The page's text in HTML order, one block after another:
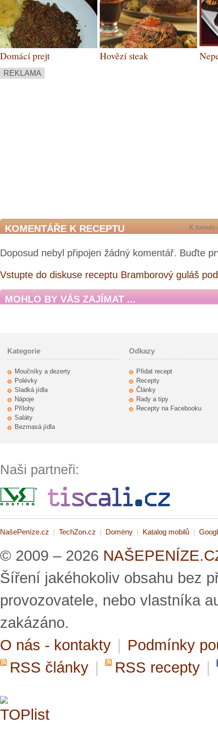
Domácí prejt
Hovězí steak
REKLAMA
KOMENTÁŘE K RECEPTU K tomuto
Doposud nebyl připojen žádný komentář. Buďte
Vstupte do diskuse receptu Bramborový guláš
MOHLO BY VÁS ZAJÍMAT ...
Kategorie
Moučníky a dezerty
Polévky
Sladká jídla
Nápoje
Přílohy
Saláty
Bezmasá jídla
Odkazy
Přidat recept
Recepty
Články
Rady a tipy
Recepty na Facebooku
Naši partneři:
NašePeníze.cz | TechZon.cz | Domény | Katalog mobilů |
© 2009 – 2026
Šíření jakéhokoliv obsahu bez
provozovatele, nebo vlastníka
zakázáno.
O nás - kontakty
Podmínky
RSS články
RSS recepty